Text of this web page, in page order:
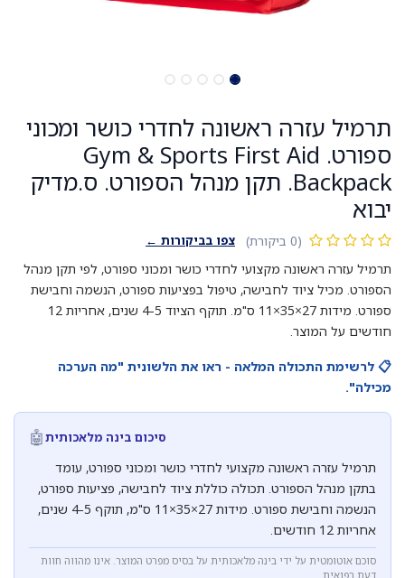
תרמיל עזרה ראשונה לחדרי כושר ומכוני
ספורט. Gym & Sports First Aid
Backpack. תקן מנהל הספורט. ס.מדיק
יבוא
(0 ביקורת) צפו בביקורות ←
תרמיל עזרה ראשונה מקצועי לחדרי כושר ומכוני ספורט, לפי תקן מנהל
הספורט. מכיל ציוד לחבישה, טיפול בפציעות ספורט, הנשמה וחבישת
ספורט. מידות 27×35×11 ס"מ. תוקף הציוד 4-5 שנים, אחריות 12
חודשים על המוצר.
📋 לרשימת התכולה המלאה - ראו את הלשונית "מה הערכה
מכילה".
סיכום בינה מלאכותית🤖
תרמיל עזרה ראשונה מקצועי לחדרי כושר ומכוני ספורט, עומד
בתקן מנהל הספורט. תכולה כוללת ציוד לחבישה, פציעות ספורט,
הנשמה וחבישת ספורט. מידות 27×35×11 ס"מ, תוקף 4-5 שנים,
אחריות 12 חודשים.
סוכם אוטומטית על ידי בינה מלאכותית על בסיס מפרט המוצר. אינו מהווה חוות
דעת רפואית.